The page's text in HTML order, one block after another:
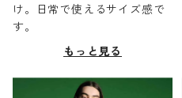
け。日常で使えるサイズ感で
す。
もっと見る